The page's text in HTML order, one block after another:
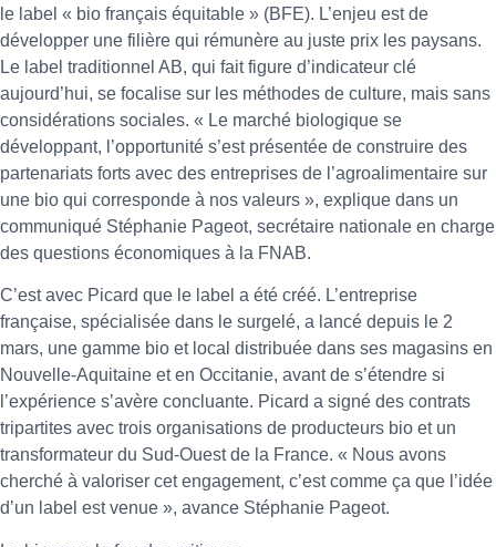
le label « bio français équitable » (BFE). L’enjeu est de
développer une filière qui rémunère au juste prix les paysans.
Le label traditionnel AB, qui fait figure d’indicateur clé
aujourd’hui, se focalise sur les méthodes de culture, mais sans
considérations sociales. « Le marché biologique se
développant, l’opportunité s’est présentée de construire des
partenariats forts avec des entreprises de l’agroalimentaire sur
une bio qui corresponde à nos valeurs », explique dans un
communiqué Stéphanie Pageot, secrétaire nationale en charge
des questions économiques à la FNAB.
C’est avec Picard que le label a été créé. L’entreprise
française, spécialisée dans le surgelé, a lancé depuis le 2
mars, une gamme bio et local distribuée dans ses magasins en
Nouvelle-Aquitaine et en Occitanie, avant de s’étendre si
l’expérience s’avère concluante. Picard a signé des contrats
tripartites avec trois organisations de producteurs bio et un
transformateur du Sud-Ouest de la France. « Nous avons
cherché à valoriser cet engagement, c’est comme ça que l’idée
d’un label est venue », avance Stéphanie Pageot.